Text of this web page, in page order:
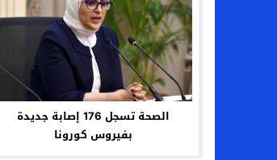
الصحة تسجل 176 إصابة جديدة
بفيروس كورونا